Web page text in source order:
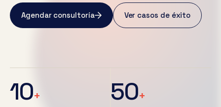
Agendar consultoría Ver casos de éxito
10+ 50+